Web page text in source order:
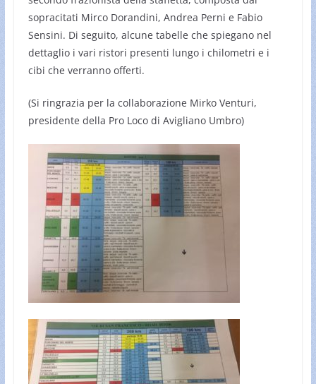
sopracitati Mirco Dorandini, Andrea Perni e Fabio
Sensini. Di seguito, alcune tabelle che spiegano nel
dettaglio i vari ristori presenti lungo i chilometri e i
cibi che verranno offerti.
(Si ringrazia per la collaborazione Mirko Venturi,
presidente della Pro Loco di Avigliano Umbro)